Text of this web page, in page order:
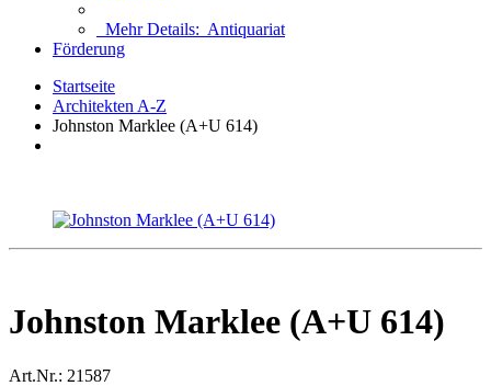
Mehr Details: Antiquariat
Förderung
Startseite
Architekten A-Z
Johnston Marklee (A+U 614)
Johnston Marklee (A+U 614)
Art.Nr.: 21587